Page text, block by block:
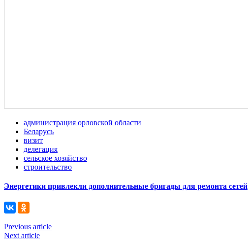
администрация орловской области
Беларусь
визит
делегация
сельское хозяйство
строительство
Энергетики привлекли дополнительные бригады для ремонта сетей
Previous article
Next article